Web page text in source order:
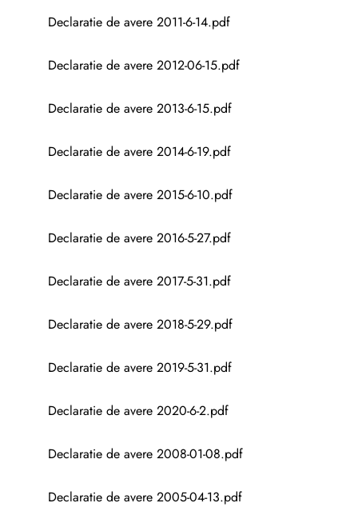
Declaratie de avere 2011-6-14.pdf
Declaratie de avere 2012-06-15.pdf
Declaratie de avere 2013-6-15.pdf
Declaratie de avere 2014-6-19.pdf
Declaratie de avere 2015-6-10.pdf
Declaratie de avere 2016-5-27.pdf
Declaratie de avere 2017-5-31.pdf
Declaratie de avere 2018-5-29.pdf
Declaratie de avere 2019-5-31.pdf
Declaratie de avere 2020-6-2.pdf
Declaratie de avere 2008-01-08.pdf
Declaratie de avere 2005-04-13.pdf